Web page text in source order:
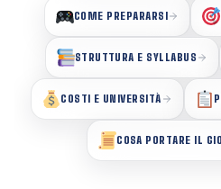
COME PREPARARSI
STRUTTURA E SYLLABUS
COSTI E UNIVERSITÀ
COSA PORTARE IL